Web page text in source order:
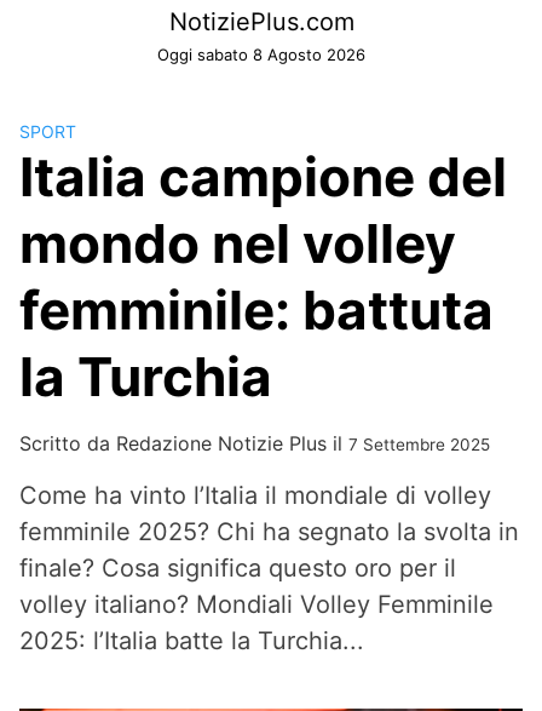
NotiziePlus.com
Oggi sabato 8 Agosto 2026
SPORT
Italia campione del
mondo nel volley
femminile: battuta
la Turchia
Scritto da Redazione Notizie Plus il 7 Settembre 2025
Come ha vinto l’Italia il mondiale di volley
femminile 2025? Chi ha segnato la svolta in
finale? Cosa significa questo oro per il
volley italiano? Mondiali Volley Femminile
2025: l’Italia batte la Turchia...